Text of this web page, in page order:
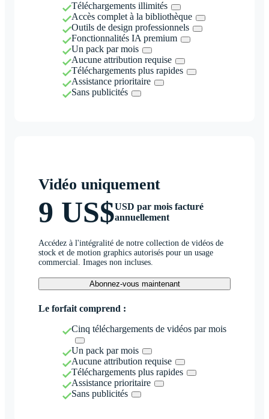
Téléchargements illimités
Accès complet à la bibliothèque
Outils de design professionnels
Fonctionnalités IA premium
Un pack par mois
Aucune attribution requise
Téléchargements plus rapides
Assistance prioritaire
Sans publicités
Vidéo uniquement
9 US$USD par mois facturé
annuellement
Accédez à l'intégralité de notre collection de vidéos de
stock et de motion graphics autorisés pour un usage
commercial. Images non incluses.
Abonnez-vous maintenant
Le forfait comprend :
Cinq téléchargements de vidéos par mois
Un pack par mois
Aucune attribution requise
Téléchargements plus rapides
Assistance prioritaire
Sans publicités